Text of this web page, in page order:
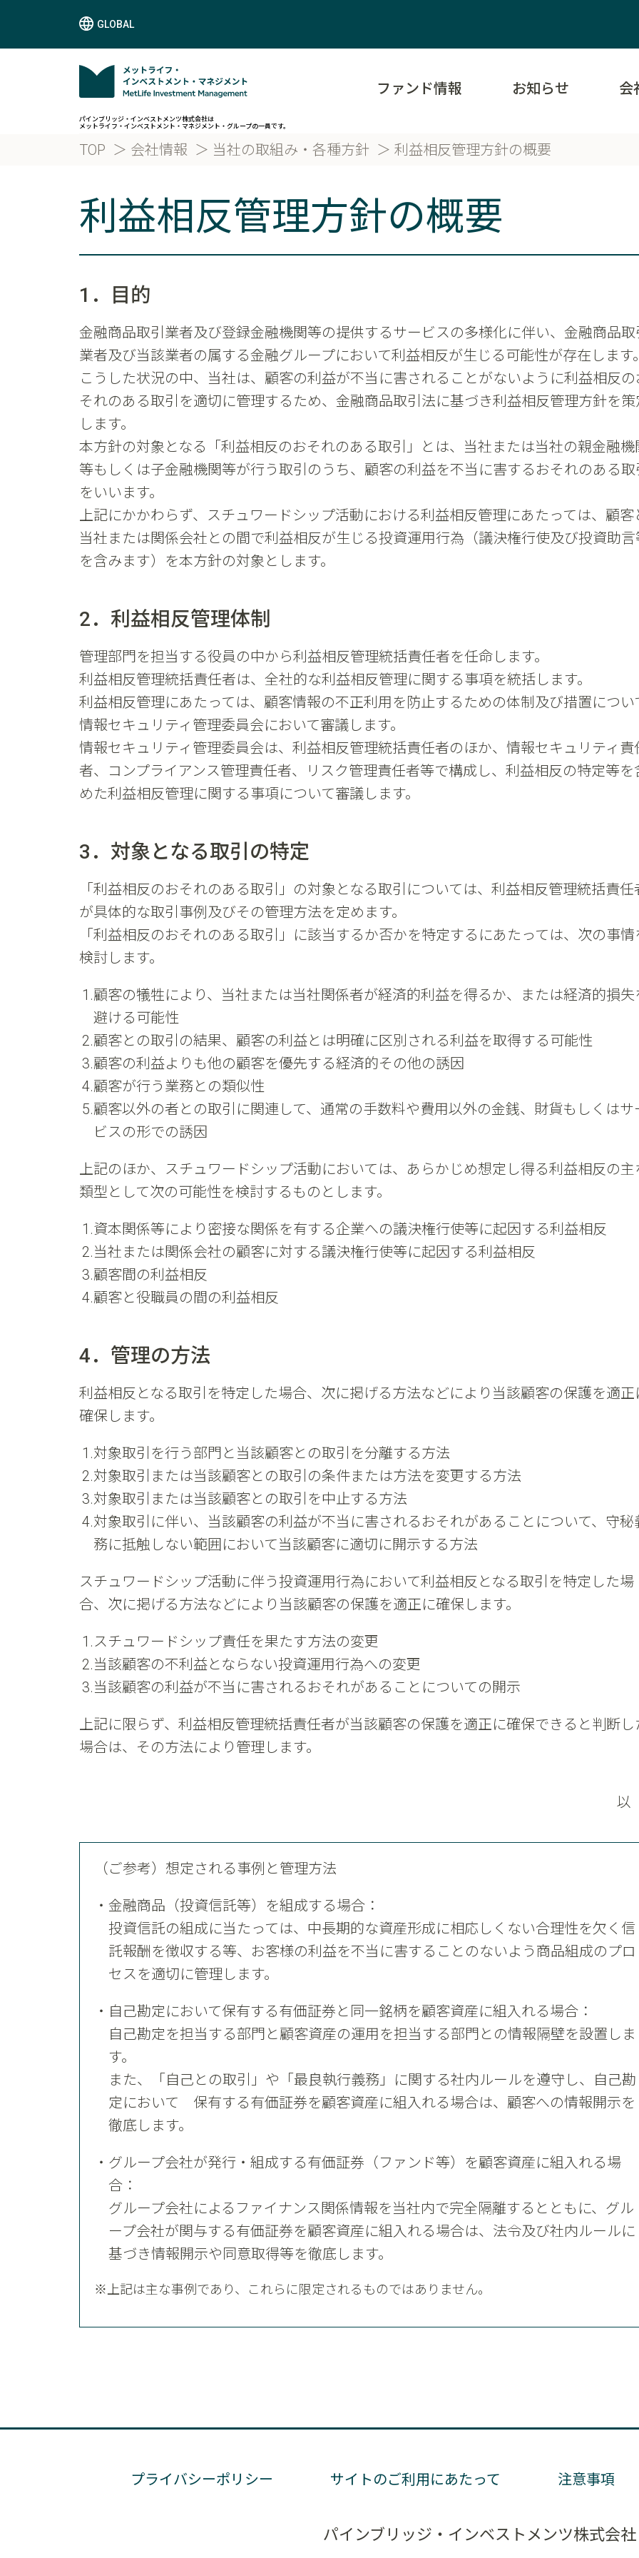
GLOBAL
パインブリッジ・インベストメンツ株式会社は
メットライフ・インベストメント・マネジメント・グループの一員です。
ファンド情報 お知らせ 会
TOP 会社情報 当社の取組み・各種方針 利益相反管理方針の概要
利益相反管理方針の概要
1．目的
金融商品取引業者及び登録金融機関等の提供するサービスの多様化に伴い、金融商品取
業者及び当該業者の属する金融グループにおいて利益相反が生じる可能性が存在します
こうした状況の中、当社は、顧客の利益が不当に害されることがないように利益相反の
それのある取引を適切に管理するため、金融商品取引法に基づき利益相反管理方針を策
します。
本方針の対象となる「利益相反のおそれのある取引」とは、当社または当社の親金融機
等もしくは子金融機関等が行う取引のうち、顧客の利益を不当に害するおそれのある取
をいいます。
上記にかかわらず、スチュワードシップ活動における利益相反管理にあたっては、顧客
当社または関係会社との間で利益相反が生じる投資運用行為（議決権行使及び投資助言
を含みます）を本方針の対象とします。
2．利益相反管理体制
管理部門を担当する役員の中から利益相反管理統括責任者を任命します。
利益相反管理統括責任者は、全社的な利益相反管理に関する事項を統括します。
利益相反管理にあたっては、顧客情報の不正利用を防止するための体制及び措置につい
情報セキュリティ管理委員会において審議します。
情報セキュリティ管理委員会は、利益相反管理統括責任者のほか、情報セキュリティ責
者、コンプライアンス管理責任者、リスク管理責任者等で構成し、利益相反の特定等を
めた利益相反管理に関する事項について審議します。
3．対象となる取引の特定
「利益相反のおそれのある取引」の対象となる取引については、利益相反管理統括責任
が具体的な取引事例及びその管理方法を定めます。
「利益相反のおそれのある取引」に該当するか否かを特定するにあたっては、次の事情
検討します。
顧客の犠牲により、当社または当社関係者が経済的利益を得るか、または経済的損失
避ける可能性
顧客との取引の結果、顧客の利益とは明確に区別される利益を取得する可能性
顧客の利益よりも他の顧客を優先する経済的その他の誘因
顧客が行う業務との類似性
顧客以外の者との取引に関連して、通常の手数料や費用以外の金銭、財貨もしくはサ
ビスの形での誘因
上記のほか、スチュワードシップ活動においては、あらかじめ想定し得る利益相反の主
類型として次の可能性を検討するものとします。
資本関係等により密接な関係を有する企業への議決権行使等に起因する利益相反
当社または関係会社の顧客に対する議決権行使等に起因する利益相反
顧客間の利益相反
顧客と役職員の間の利益相反
4．管理の方法
利益相反となる取引を特定した場合、次に掲げる方法などにより当該顧客の保護を適正
確保します。
対象取引を行う部門と当該顧客との取引を分離する方法
対象取引または当該顧客との取引の条件または方法を変更する方法
対象取引または当該顧客との取引を中止する方法
対象取引に伴い、当該顧客の利益が不当に害されるおそれがあることについて、守秘
務に抵触しない範囲において当該顧客に適切に開示する方法
スチュワードシップ活動に伴う投資運用行為において利益相反となる取引を特定した場
合、次に掲げる方法などにより当該顧客の保護を適正に確保します。
スチュワードシップ責任を果たす方法の変更
当該顧客の不利益とならない投資運用行為への変更
当該顧客の利益が不当に害されるおそれがあることについての開示
上記に限らず、利益相反管理統括責任者が当該顧客の保護を適正に確保できると判断し
場合は、その方法により管理します。
以
（ご参考）想定される事例と管理方法
金融商品（投資信託等）を組成する場合：
投資信託の組成に当たっては、中長期的な資産形成に相応しくない合理性を欠く信
託報酬を徴収する等、お客様の利益を不当に害することのないよう商品組成のプロ
セスを適切に管理します。
自己勘定において保有する有価証券と同一銘柄を顧客資産に組入れる場合：
自己勘定を担当する部門と顧客資産の運用を担当する部門との情報隔壁を設置しま
す。
また、「自己との取引」や「最良執行義務」に関する社内ルールを遵守し、自己勘
定において 保有する有価証券を顧客資産に組入れる場合は、顧客への情報開示を
徹底します。
グループ会社が発行・組成する有価証券（ファンド等）を顧客資産に組入れる場
合：
グループ会社によるファイナンス関係情報を当社内で完全隔離するとともに、グル
ープ会社が関与する有価証券を顧客資産に組入れる場合は、法令及び社内ルールに
基づき情報開示や同意取得等を徹底します。
※上記は主な事例であり、これらに限定されるものではありません。
プライバシーポリシー サイトのご利用にあたって 注意事項
パインブリッジ・インベストメンツ株式会社